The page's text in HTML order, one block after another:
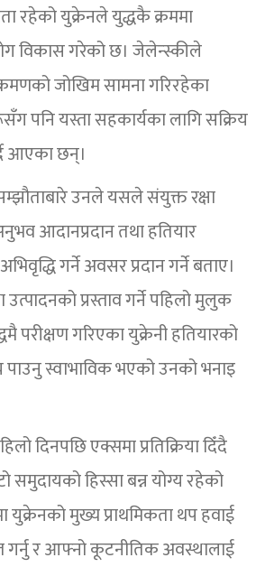
रहेको युक्रेनले युद्धकै क्रममा
विकास गरेको छ। जेलेन्स्कीले
जोखिम सामना गरिरहेका
पनि यस्ता सहकार्यका लागि सक्रिय
आएका छन्।
उनले यसले संयुक्त रक्षा
आदानप्रदान तथा हतियार
अभिवृद्धि गर्ने अवसर प्रदान गर्ने बताए।
प्रस्ताव गर्ने पहिलो मुलुक
परीक्षण गरिएका युक्रेनी हतियारको
पाउनु स्वाभाविक भएको उनको भनाइ
दिनपछि एक्समा प्रतिक्रिया दिँदै
हिस्सा बन्न योग्य रहेको
युक्रेनको मुख्य प्राथमिकता थप हवाई
गर्नु र आफ्नो कूटनीतिक अवस्थालाई